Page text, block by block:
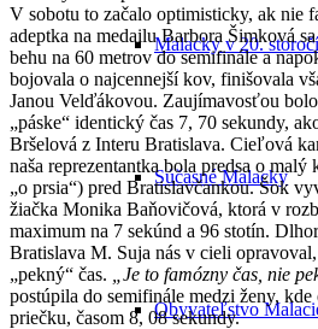
Malacky v 20. storočí
Súčasné Malacky
Obyvateľstvo
V sobotu to začalo optimisticky, ak nie
adeptka na medailu Barbora Šimková
behu na 60 metrov do semifinále a
bojovala o najcennejší kov, finišovala
Janou Velďákovou. Zaujímavosťou
„páske“ identický čas 7, 70 sekundy,
Bršelová z Interu Bratislava. Cieľová
naša reprezentantka bola predsa o
„o prsia“) pred Bratislavčankou. Šok
žiačka Monika Baňovičová, ktorá v
maximum na 7 sekúnd a 96 stotín.
Bratislava M. Suja nás v cieli
„pekný“ čas.
„Je to famózny čas, nie
postúpila do semifinále medzi ženy,
priečku, časom 8, 08 sekundy.